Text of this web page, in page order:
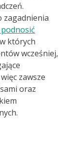
zagadnienia
których
wcześniej,
zawsze
oraz